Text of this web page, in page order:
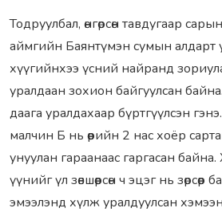
Тодруулбал, өнгөрсөн тавдугаар
аймгийн Баянтүмэн сумын алдарт
хүүгийнхээ үсний найранд
уралдаан зохион байгуулсан
даага уралдахаар бүртгүүлсэн
малчин Б нь өөрийн 2 нас хоёр
унуулан гараанаас гаргасан
үүнийг үл зөвшөөрсөн ч эцэг нь
эмээлэнд хүлж уралдуулсан